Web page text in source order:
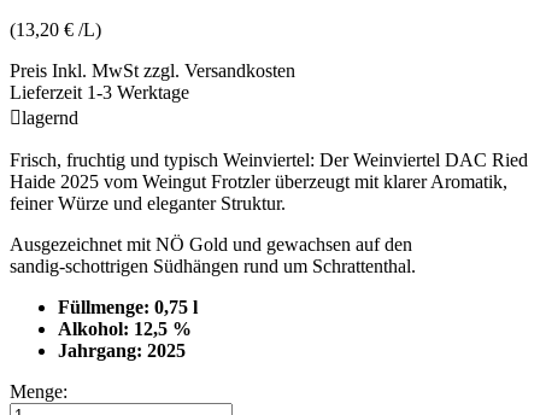
(13,20 € /L)
Preis Inkl. MwSt zzgl. Versandkosten
Lieferzeit 1-3 Werktage
lagernd
Frisch, fruchtig und typisch Weinviertel: Der Weinviertel DAC Ried
Haide 2025 vom Weingut Frotzler überzeugt mit klarer Aromatik,
feiner Würze und eleganter Struktur.
Ausgezeichnet mit NÖ Gold und gewachsen auf den
sandig‑schottrigen Südhängen rund um Schrattenthal.
Füllmenge: 0,75 l
Alkohol: 12,5 %
Jahrgang: 2025
Menge: